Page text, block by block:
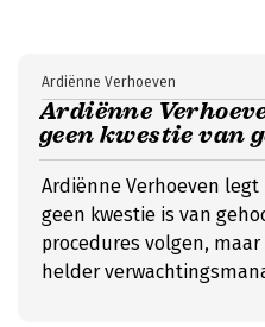
Ardiënne
geen kwestie van
Ardiënne Verhoeven
Ardiënne Verhoeven
geen kwestie is van
procedures volgen,
helder